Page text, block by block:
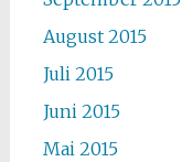
August 2015
Juli 2015
Juni 2015
Mai 2015